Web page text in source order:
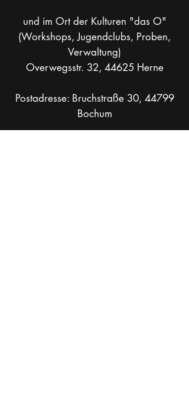
und im Ort der Kulturen "das O"
(Workshops, Jugendclubs, Proben,
Verwaltung)
Overwegsstr. 32, 44625 Herne
Postadresse: Bruchstraße 30, 44799
Bochum